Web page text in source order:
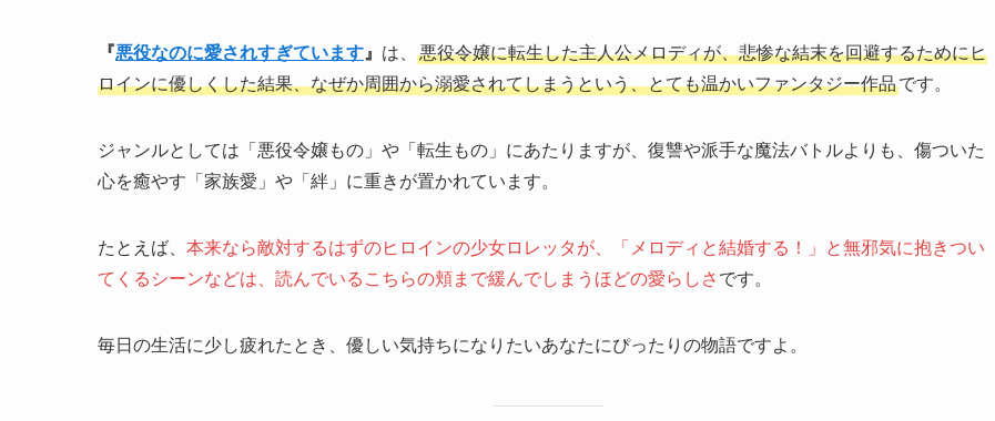
『悪役なのに愛されすぎています 』 は、
悪役令嬢に転生した主人公メロディが、悲惨な結末を回避するためにヒ
ロインに優しくした結果、なぜか周囲から溺愛されてしまうという、とても温かいファンタジー作品です。
ジャンルとしては「悪役令嬢もの」や「転生もの」にあたりますが、復讐や派手な魔法バトルよりも、傷ついた
心を癒やす「家族愛」や「絆」に重きが置かれています。
たとえば、 本来なら敵対するはずのヒロインの少女ロレッタが、「メロディと結婚する！」と無邪気に抱きつい
てくるシーンなどは、読んでいるこちらの頬まで緩んでしまうほどの愛らしさ です。
毎日の生活に少し疲れたとき、優しい気持ちになりたいあなたにぴったりの物語ですよ。